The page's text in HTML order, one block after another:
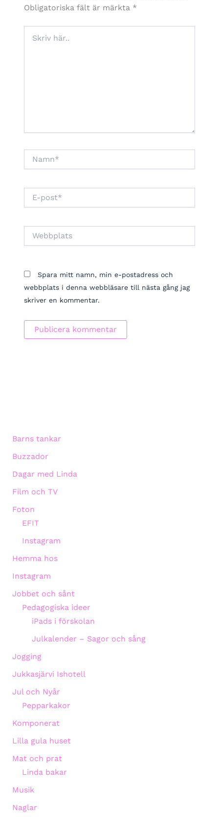
Obligatoriska fält är märkta *
här..
post*
Spara mitt namn, min e-postadress och
webbplats i denna webbläsare till nästa gång jag
skriver en kommentar.
Barns tankar
Buzzador
Dagar med Linda
Film och TV
Foton
EFIT
Instagram
Hemma hos
Instagram
Jobbet och sånt
Pedagogiska ideer
iPads i förskolan
Julkalender – Sagor och sång
Jogging
Jukkasjärvi Ishotell
Jul och Nyår
Pepparkakor
Komponerat
Lilla gula huset
Mat och prat
Linda bakar
Musik
Naglar